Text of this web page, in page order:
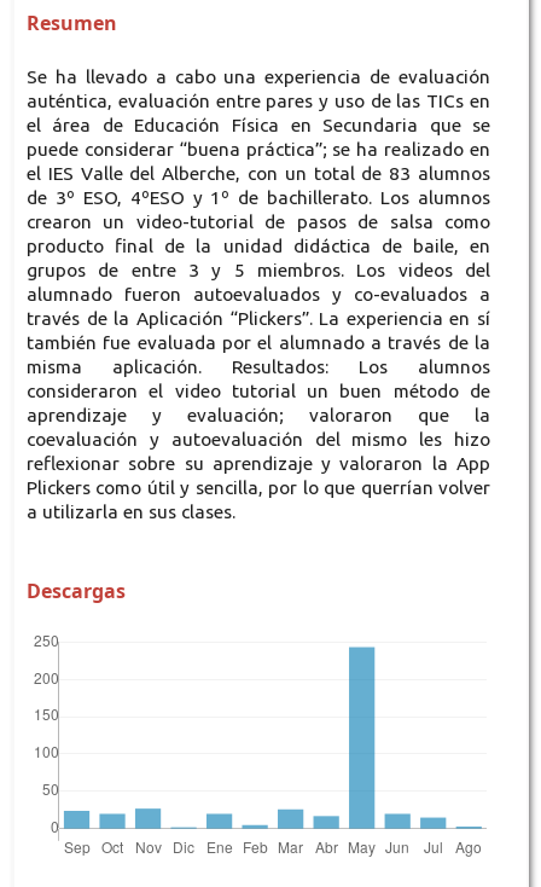
Resumen
Se ha llevado a cabo una experiencia de evaluación
auténtica, evaluación entre pares y uso de las TICs en
el área de Educación Física en Secundaria que se
puede considerar “buena práctica”; se ha realizado en
el IES Valle del Alberche, con un total de 83 alumnos
de 3º ESO, 4ºESO y 1º de bachillerato. Los alumnos
crearon un video-tutorial de pasos de salsa como
producto final de la unidad didáctica de baile, en
grupos de entre 3 y 5 miembros. Los videos del
alumnado fueron autoevaluados y co-evaluados a
través de la Aplicación “Plickers”. La experiencia en sí
también fue evaluada por el alumnado a través de la
misma aplicación. Resultados: Los alumnos
consideraron el video tutorial un buen método de
aprendizaje y evaluación; valoraron que la
coevaluación y autoevaluación del mismo les hizo
reflexionar sobre su aprendizaje y valoraron la App
Plickers como útil y sencilla, por lo que querrían volver
a utilizarla en sus clases.
Descargas